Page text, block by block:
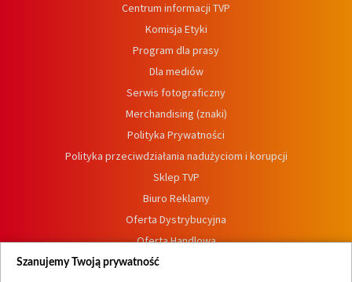
Centrum informacji TVP
Komisja Etyki
Program dla prasy
Dla mediów
Serwis fotograficzny
Merchandising (znaki)
Polityka Prywatności
Polityka przeciwdziałania nadużyciom i korupcji
Sklep TVP
Biuro Reklamy
Oferta Dystrybucyjna
Oferta Handlowa
Dostępność
Szanujemy Twoją prywatność